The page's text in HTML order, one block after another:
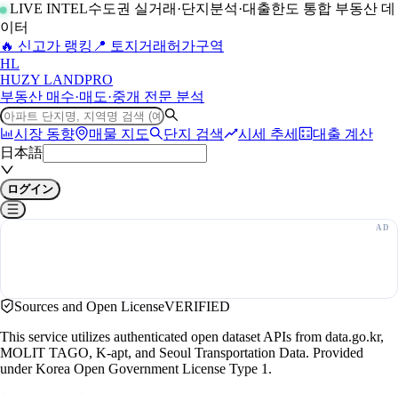
LIVE INTEL수도권 실거래·단지분석·대출한도 통합 부동산 데
이터
🔥 신고가 랭킹 📍 토지거래허가구역
HL
HUZY LANDPRO
부동산 매수·매도·중개 전문 분석
시장 동향 매물 지도 단지 검색 시세 추세
대출 계산
日本語
ログイン
Sources and Open LicenseVERIFIED
This service utilizes authenticated open dataset APIs from data.go.kr,
MOLIT TAGO, K-apt, and Seoul Transportation Data. Provided
under Korea Open Government License Type 1.